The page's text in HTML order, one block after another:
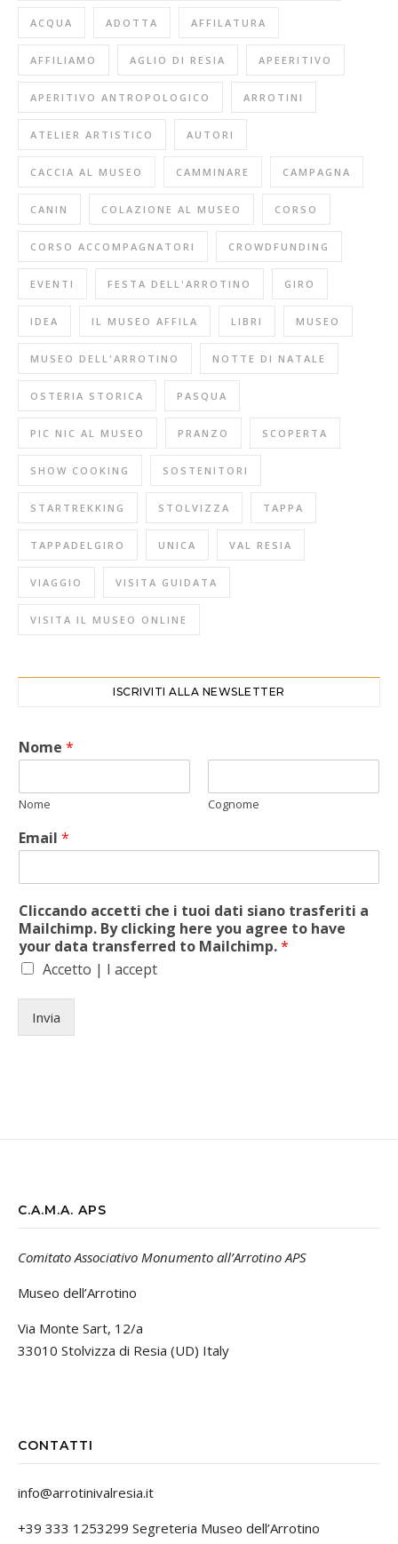
ACQUA ADOTTA AFFILATURA
AFFILIAMO AGLIO DI RESIA APEERITIVO
APERITIVO ANTROPOLOGICO ARROTINI
ATELIER ARTISTICO AUTORI
CACCIA AL MUSEO CAMMINARE CAMPAGNA
CANIN COLAZIONE AL MUSEO CORSO
CORSO ACCOMPAGNATORI CROWDFUNDING
EVENTI FESTA DELL'ARROTINO GIRO
IDEA IL MUSEO AFFILA LIBRI MUSEO
MUSEO DELL'ARROTINO NOTTE DI NATALE
OSTERIA STORICA PASQUA
PIC NIC AL MUSEO PRANZO SCOPERTA
SHOW COOKING SOSTENITORI
STARTREKKING STOLVIZZA TAPPA
TAPPADELGIRO UNICA VAL RESIA
VIAGGIO VISITA GUIDATA
VISITA IL MUSEO ONLINE
ISCRIVITI ALLA NEWSLETTER
Nome *
Nome Cognome
Email *
Cliccando accetti che i tuoi dati siano trasferiti a
Mailchimp. By clicking here you agree to have
your data transferred to Mailchimp.*
Accetto | I accept
Invia
C.A.M.A. APS
Comitato Associativo Monumento all’Arrotino APS
Museo dell’Arrotino
Via Monte Sart, 12/a
33010 Stolvizza di Resia (UD) Italy
CONTATTI
info@arrotinivalresia.it
+39 333 1253299 Segreteria Museo dell’Arrotino